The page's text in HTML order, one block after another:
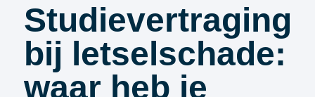
Studievertraging
bij letselschade:
waar heb je